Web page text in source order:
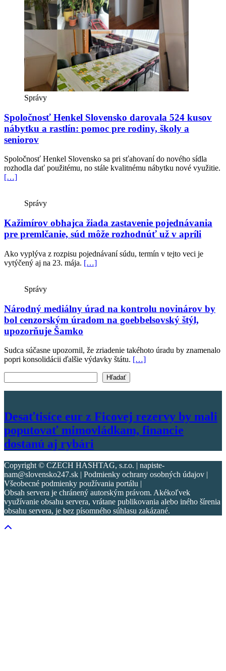
Správy
Spoločnosť Henkel Slovensko darovala 524 kusov
nábytku a rastlín: pomoc pre rodiny, školy a
seniorov
Spoločnosť Henkel Slovensko sa pri sťahovaní do nového sídla
rozhodla dať použitému, no stále kvalitnému nábytku nové využitie.
[…]
Správy
Kažimírov obhajca žiada zastavenie pojednávania
pre premlčanie, súd môže rozhodnúť už v apríli
Ako vyplýva z rozpisu pojednávaní súdu, termín v tejto veci je
vytýčený aj na 23. mája. […]
Správy
Národný mediálny úrad na kontrolu novinárov by
bol cenzorským úradom na goebbelsovský štýl,
upozorňuje Šamko
Sudca súčasne upozornil, že zriadenie takéhoto úradu by znamenalo
popri konsolidácii ďalšie výdavky štátu. […]
Hľadať
Desaťtisíce eur z Ficovej rezervy by mali
poputovať mimovládkam, financie
dostanú aj rybári
Copyright © CZECH HASHTAG, s.r.o. | napiste-
nam@slovensko247.sk | Podmienky ochrany osobných údajov |
Všeobecné podmienky používania portálu |
Obsah servera je chránený autorským právom. Akékoľvek
využívanie obsahu servera, vrátane publikovania alebo iného šírenia
obsahu servera, je bez písomného súhlasu zakázané.